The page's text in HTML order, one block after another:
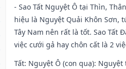
- Sao Tất Nguyệt Ô tại Thìn,
hiệu là Nguyệt Quải Khôn Sơn,
Tây Nam nên rất là tốt. Sao Tất
việc cưới gả hay chôn cất là 2
Tất: Nguyệt Ô (con quạ):